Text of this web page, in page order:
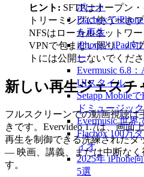
ポート
Flacboxで
を再生
iPhoneとiPad
ー
Evermusic 6.8
UIスタイル
Setapp Mobile
ドミュージック
Evermusic 世界
Flacbox 100万
ィオ
2025年 iPhone
5選
ヒント: SFTPはオープン
トリーミングに使うべき
NFSはローカルネットワ
VPNで包まない限り、パ
トには公開しないでくださ
新しい再生ジェスチ
フルスクリーンでの動画視聴
きです。Evervideo 1.7は、画面
再生を制御できる洗練されたタ
— 映画、講義、または中断な
す。